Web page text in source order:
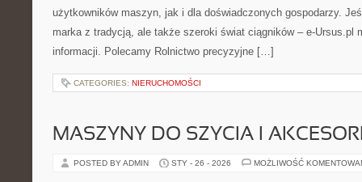
użytkowników maszyn, jak i dla doświadczonych gospodarzy.
marka z tradycją, ale także szeroki świat ciągników – e-Ursus.pl
informacji. Polecamy Rolnictwo precyzyjne […]
CATEGORIES: NIERUCHOMOŚCI
MASZYNY DO SZYCIA I
POSTED BY ADMIN STY - 26 - 2026 MOŻLIWOŚĆ